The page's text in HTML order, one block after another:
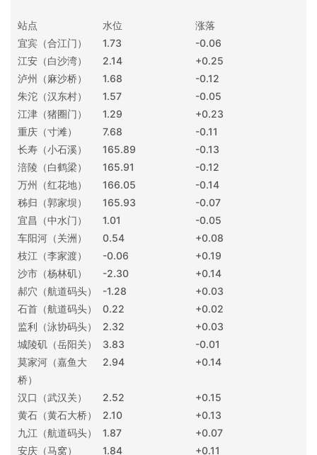
站点 水位
涨落
宜宾（合江门）
1.73
-0.06
江安（白沙湾）
2.14
+0.25
泸州（麻沙桥）
1.68
-0.12
朱沱（汉东村）
1.57
-0.05
江津（猪圈门）
1.29
+0.23
重庆（寸滩）
7.68
-0.11
长寿（小石溪）
165.89
-0.13
涪陵（白鹤梁）
165.91
-0.12
万州（红花地）
166.05
-0.14
秭归（郭家坝）
165.93
-0.07
宜昌（中水门）
1.01
-0.05
车阳河（关洲）
0.54
+0.08
枝江（李家渡）
-0.06
+0.19
沙市（杨林矶）
-2.30
+0.14
郝穴（航道码头）
-1.28
+0.03
石首（航道码头）
0.22
+0.02
监利（泳协码头）
2.32
+0.03
城陵矶（岳阳关）
3.83
-0.01
莫家河（嘉鱼大
桥）
2.94 +0.14
汉口（武汉关） 2.52
+0.15
黄石（黄石大桥）
2.10
+0.13
九江（航道码头）
1.87
+0.07
安庆（马窝）
1.84 +0.11